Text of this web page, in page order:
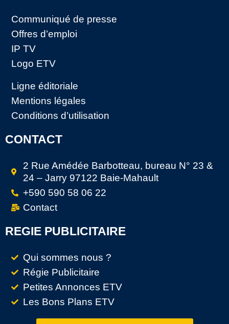
Communiqué de presse
Offres d’emploi
IP TV
Logo ETV
Ligne éditoriale
Mentions légales
Conditions d’utilisation
CONTACT
2 Rue Amédée Barbotteau, bureau N° 23 &
24 – Jarry 97122 Baie-Mahault
+590 590 58 06 22
Contact
REGIE PUBLICITAIRE
Qui sommes nous ?
Régie Publicitaire
Petites Annonces ETV
Les Bons Plans ETV